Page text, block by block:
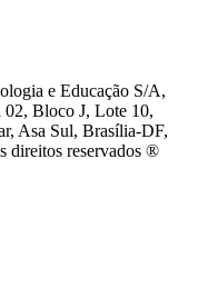
e Educação S/A,
Bloco J, Lote 10,
Asa Sul, Brasília-DF,
direitos reservados ®